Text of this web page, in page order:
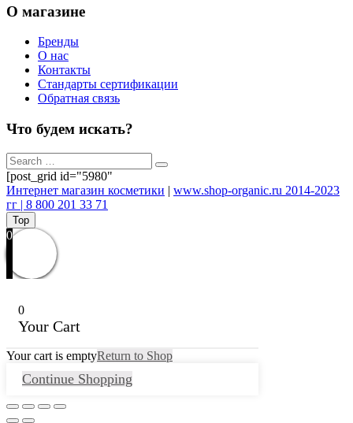
О магазине
Бренды
О нас
Контакты
Стандарты сертификации
Обратная связь
Что будем искать?
[post_grid id="5980"
Интернет магазин косметики | www.shop-organic.ru 2014-2023
гг | 8 800 201 33 71
Top
0
0
Your Cart
Your cart is emptyReturn to Shop
Continue Shopping